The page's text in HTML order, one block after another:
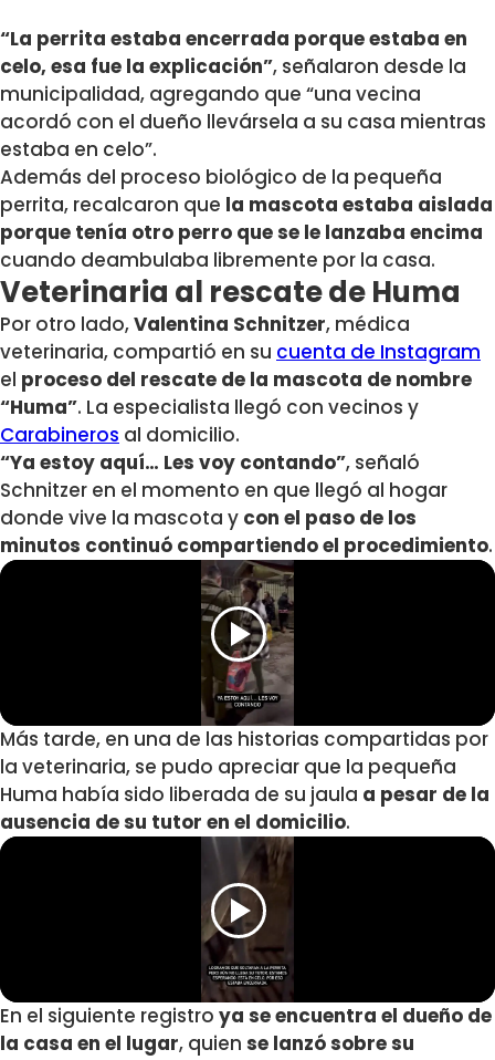
“La perrita estaba encerrada porque estaba en
celo, esa fue la explicación”, señalaron desde la
municipalidad, agregando que “una vecina
acordó con el dueño llevársela a su casa mientras
estaba en celo”.
Además del proceso biológico de la pequeña
perrita, recalcaron que la mascota estaba aislada
porque tenía otro perro que se le lanzaba encima
cuando deambulaba libremente por la casa.
Veterinaria al rescate de Huma
Por otro lado,Valentina Schnitzer, médica
veterinaria, compartió en su cuenta de Instagram
el proceso del rescate de la mascota de nombre
“Huma”. La especialista llegó con vecinos y
Carabineros al domicilio.
“Ya estoy aquí… Les voy contando”, señaló
Schnitzer en el momento en que llegó al hogar
donde vive la mascota y con el paso de los
minutos continuó compartiendo el procedimiento.
Más tarde, en una de las historias compartidas por
la veterinaria, se pudo apreciar que la pequeña
Huma había sido liberada de su jaula a pesar de la
ausencia de su tutor en el domicilio.
En el siguiente registro ya se encuentra el dueño de
la casa en el lugar, quien se lanzó sobre su